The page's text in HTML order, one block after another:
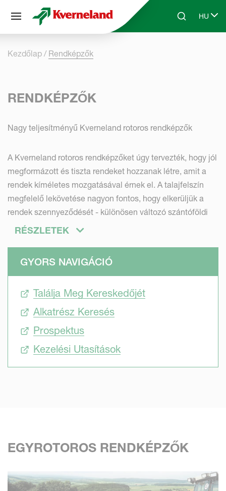
Skip to main contentSearchHU
Select
Kezdőlap Rendképzők
RENDKÉPZŐK
Nagy teljesítményű Kverneland rotoros rendképzők
A Kverneland rotoros rendképzőket úgy tervezték, hogy jól
megformázott és tiszta rendeket hozzanak létre, amit a
rendek kíméletes mozgatásával érnek el. A talajfelszín
megfelelő lekövetése nagyon fontos, hogy elkerüljük a
rendek szennyeződését - különösen változó szántóföldi
körülmények között. A rendképzők széles választékban
RÉSZLETEK
GYORS NAVIGÁCIÓ
Találja Meg Kereskedőjét
Alkatrész Keresés
Prospektus
Kezelési Utasítások
EGYROTOROS RENDKÉPZŐK
Süti preferenciák